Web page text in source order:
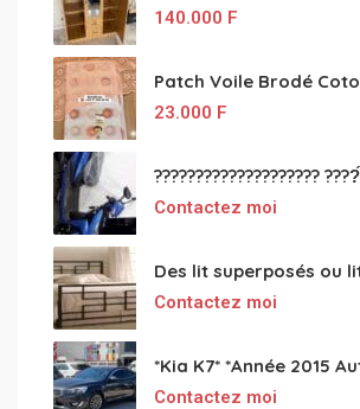
140.000 F
23.000 F
Contactez moi
Contactez moi
Contactez moi